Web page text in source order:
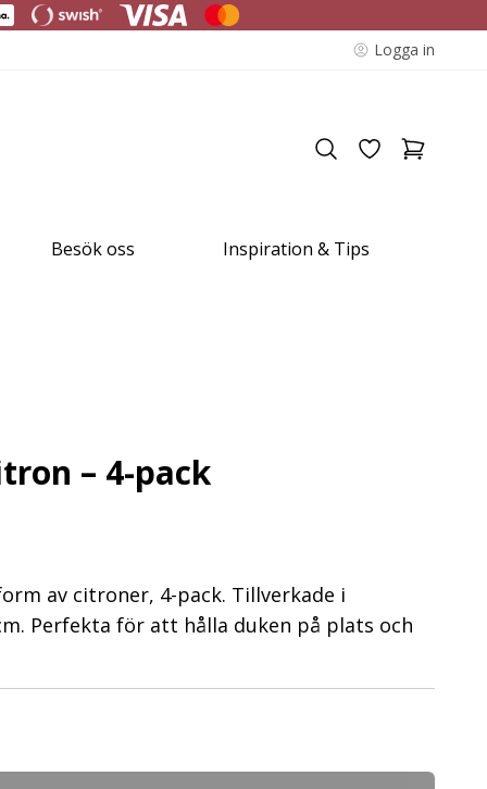
Logga in
Besök oss Inspiration & Tips
– 4-pack
av citroner, 4-pack. Tillverkade i
Perfekta för att hålla duken på plats och